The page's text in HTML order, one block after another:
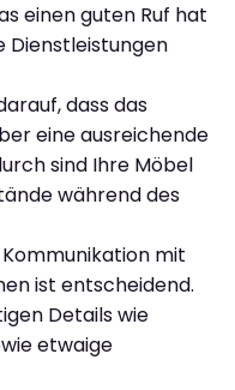
einen guten Ruf hat
Dienstleistungen
dass das
eine ausreichende
sind Ihre Möbel
während des
mit
ist entscheidend.
Details wie
etwaige